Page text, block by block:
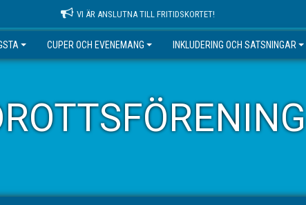
VI ÄR ANSLUTNA TILL FRITIDSKORTET!
CUPER OCH EVENEMANG INKLUDERING OCH SATSNINGAR